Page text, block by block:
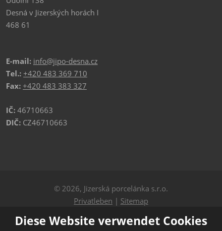
Desná v Jizerských horách I
468 61
E-mail: info@jipo-desna.cz
Tel.: +420 483 369 710
Fax: +420 483 383 327
IČ: 46710663
DIČ: CZ46710663
© 2026, Jizerská porcelánka s.r.o.
Privatleben | Sitemap
ERSTELLT VON
Diese Website verwendet Cookies